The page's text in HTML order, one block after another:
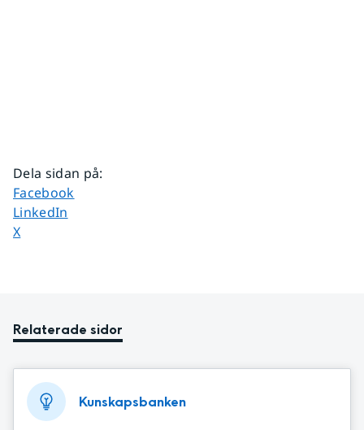
Dela sidan på:
Dela sidan på
Facebook
Dela sidan på
LinkedIn
Dela sidan på
X
Relaterade sidor
Kunskapsbanken